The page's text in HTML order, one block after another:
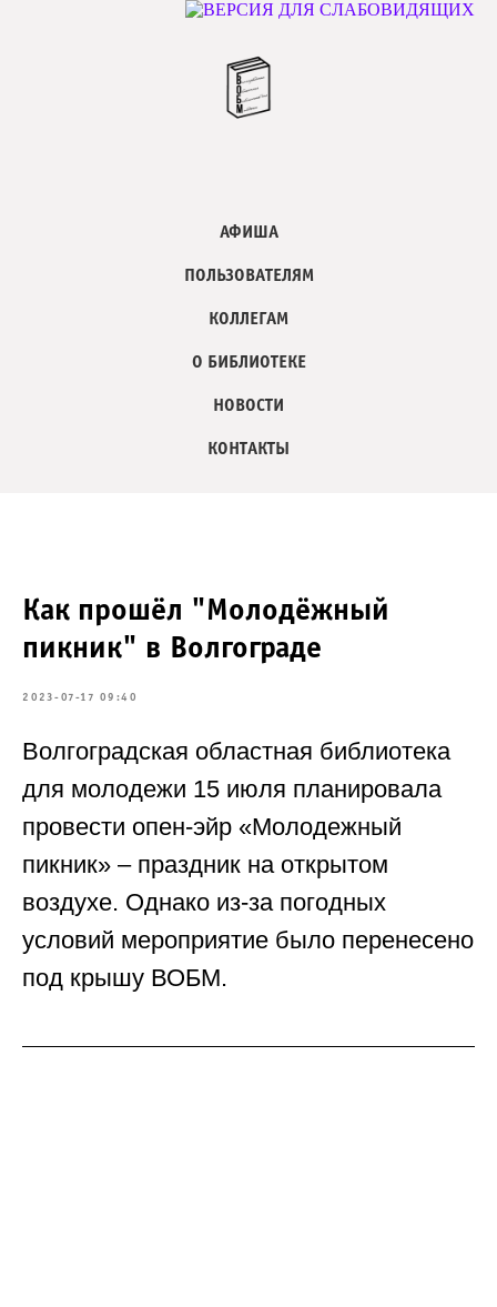
АФИША
ПОЛЬЗОВАТЕЛЯМ
КОЛЛЕГАМ
О БИБЛИОТЕКЕ
НОВОСТИ
КОНТАКТЫ
Как прошёл "Молодёжный
пикник" в Волгограде
2023-07-17 09:40
Волгоградская областная библиотека
для молодежи 15 июля планировала
провести опен-эйр «Молодежный
пикник» – праздник на открытом
воздухе. Однако из-за погодных
условий мероприятие было перенесено
под крышу ВОБМ.